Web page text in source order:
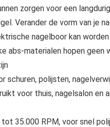
zorgen voor een
Verander de vorm van je
nagelboor kan
abs-materialen hopen geen
polijsten,
voor thuis, nagelsalon en
35.000 RPM, voor snel